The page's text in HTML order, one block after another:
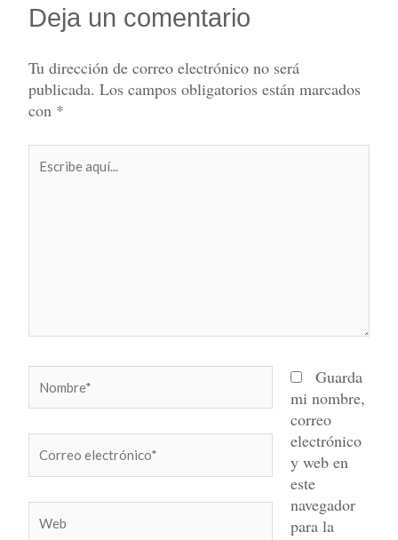
Deja un comentario
Tu dirección de correo electrónico no será
publicada. Los campos obligatorios están marcados
con *
aquí...
electrónico*
Guarda
mi nombre,
correo
electrónico
y web en
este
navegador
para la